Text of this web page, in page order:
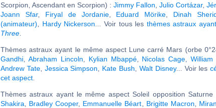
Scorpion, Ascendant en Scorpion) : Jimmy Fallon Julio Cortázar,
Joann Sfar, Firyal de Jordanie, Eduard Mörike Dinah
(animateur)
Hardy Nickerson ... Voir tous les thèmes astraux
Three
Thèmes astraux ayant le même aspect Lune carré Mars (orbe
Gandhi
Abraham Lincoln Kylian Mbappé, Nicolas Cage ,William
Andrew Tate, Jessica Simpson Kate Bush Walt Disney... Voir les
cet aspect
Thèmes astraux ayant le même aspect Soleil opposition Saturne
Shakira
Bradley Cooper, Emmanuelle Béart Brigitte Macron